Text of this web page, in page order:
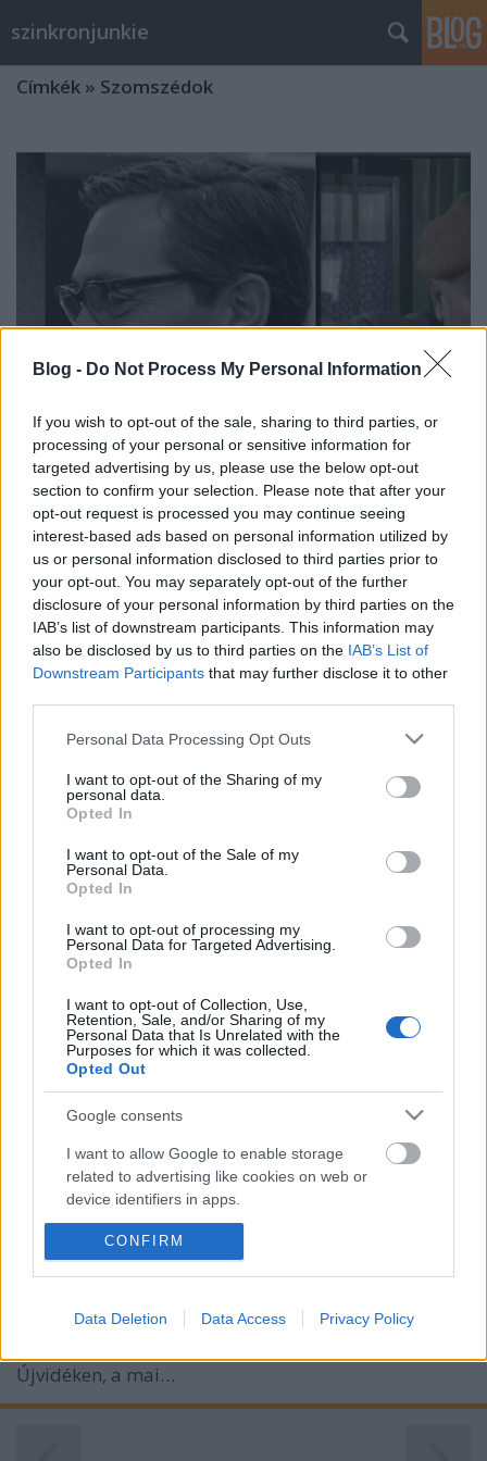
Blog - Do Not Process My Personal Information
If you wish to opt-out of the sale, sharing to third parties, or
processing of your personal or sensitive information for
targeted advertising by us, please use the below opt-out
section to confirm your selection. Please note that after your
opt-out request is processed you may continue seeing
interest-based ads based on personal information utilized by
us or personal information disclosed to third parties prior to
your opt-out. You may separately opt-out of the further
disclosure of your personal information by third parties on the
IAB’s list of downstream participants. This information may
also be disclosed by us to third parties on the IAB’s List of
Downstream Participants that may further disclose it to other
Please note that this website/app uses one or more Google
not limited to your visit or usage behaviour. You may click to
grant or deny consent to Google and its third-party tags to
use your data for below specified purposes in below Google
consent section.
Personal Data Processing Opt Outs
I want to opt-out of the Sharing of my
personal data.
Opted In
I want to opt-out of the Sale of my
Personal Data.
Opted In
I want to opt-out of processing my
Personal Data for Targeted Advertising.
Opted In
I want to opt-out of Collection, Use,
Retention, Sale, and/or Sharing of my
Personal Data that Is Unrelated with the
Purposes for which it was collected.
Opted Out
Google consents
I want to allow Google to enable storage
related to advertising like cookies on web or
device identifiers in apps.
I want to allow my user data to be sent to
Google for online advertising purposes.
I want to allow Google to send me
I want to allow Google to enable storage
related to analytics like cookies on web or
CONFIRM
Data Deletion Data Access Privacy Policy
szinkronjunkie
Címkék » Szomszédok
Szinkronlegendák Portrésorozat -
Szabó Ottó
paddyd•2020. december 20.
Többgenerációs színészcsalád volt az övék - apai
dédnagyanyja, Szelényi Emília, édesapja, Ernő, és
nagynénje, Neményi Lili is mind a szakma jeles,
ismert képviselői voltak. Sorsszerűnek tűnt, hogy ő is
Szinkronlegendák portrésorozat:
Kenderesi Tibor
merlinicus•2020. május 15.
Életéről és művészeti érdemeiről is kevesebbet
tudunk, mint kellene, mégis generációk számára volt
meghatározó a szinkronmunkássága révén. Idén
a színművész unokája, Patkós Zsolt volt
Újvidéken, a mai…